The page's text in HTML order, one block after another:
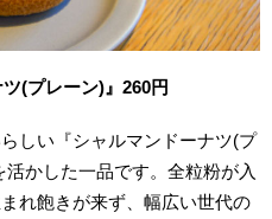
ツ(プレーン)』260円
しい『シャルマンドーナツ(プ
活かした一品です。全粒粉が入
れ飽きが来ず、幅広い世代の